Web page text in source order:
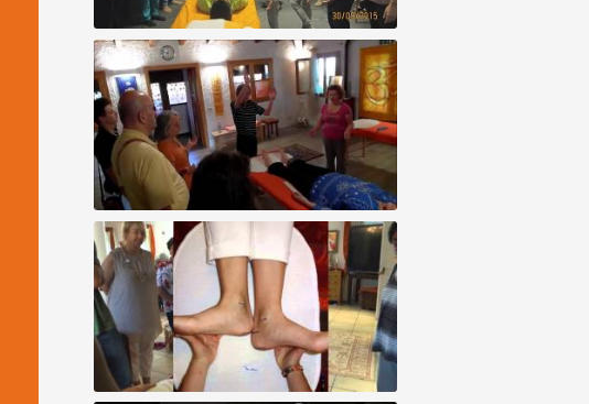
Allineamento di famiglie al completo -
Familienbegradigung
Guarigione Spirituale Allineamento Divino
di Bianca